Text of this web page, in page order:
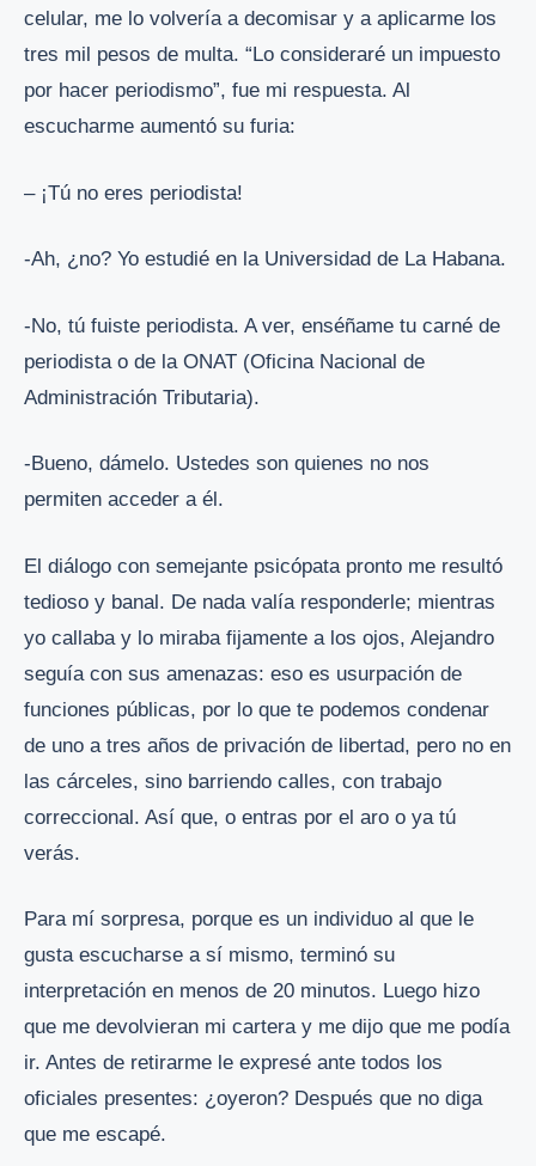
celular, me lo volvería a decomisar y a aplicarme los
tres mil pesos de multa. “Lo consideraré un impuesto
por hacer periodismo”, fue mi respuesta. Al
escucharme aumentó su furia:
– ¡Tú no eres periodista!
-Ah, ¿no? Yo estudié en la Universidad de La Habana.
-No, tú fuiste periodista. A ver, enséñame tu carné de
periodista o de la ONAT (Oficina Nacional de
Administración Tributaria).
-Bueno, dámelo. Ustedes son quienes no nos
permiten acceder a él.
El diálogo con semejante psicópata pronto me resultó
tedioso y banal. De nada valía responderle; mientras
yo callaba y lo miraba fijamente a los ojos, Alejandro
seguía con sus amenazas: eso es usurpación de
funciones públicas, por lo que te podemos condenar
de uno a tres años de privación de libertad, pero no en
las cárceles, sino barriendo calles, con trabajo
correccional. Así que, o entras por el aro o ya tú
verás.
Para mí sorpresa, porque es un individuo al que le
gusta escucharse a sí mismo, terminó su
interpretación en menos de 20 minutos. Luego hizo
que me devolvieran mi cartera y me dijo que me podía
ir. Antes de retirarme le expresé ante todos los
oficiales presentes: ¿oyeron? Después que no diga
que me escapé.